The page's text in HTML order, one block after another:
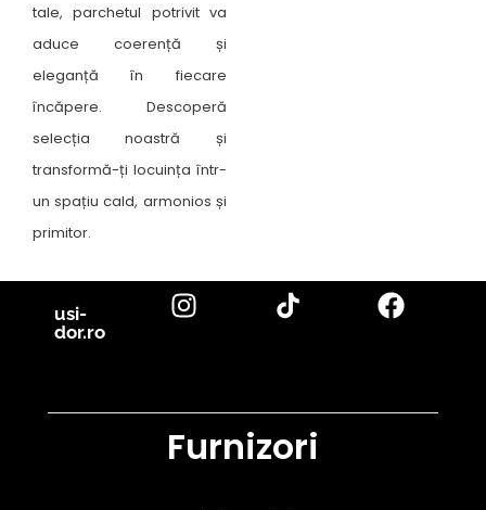
tale, parchetul potrivit va
aduce coerență și
eleganță în fiecare
încăpere. Descoperă
selecția noastră și
transformă-ți locuința într-
un spațiu cald, armonios și
primitor.
usi-
dor.ro
Furnizori